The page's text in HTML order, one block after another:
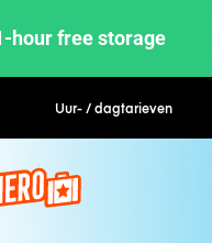
hour free storage
/ dagtarieven Flexibel